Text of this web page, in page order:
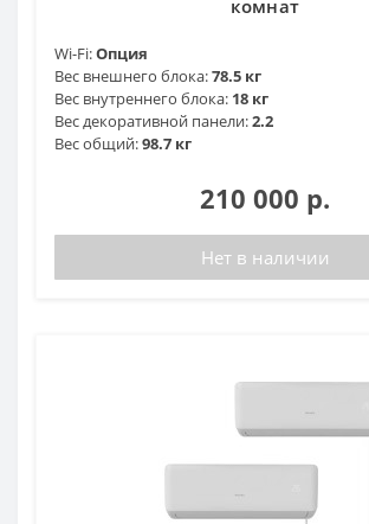
комнат
Wi-Fi:Опция
Вес внешнего блока:78.5 кг
Вес внутреннего блока: 18 кг
Вес декоративной панели:2.2
Вес общий:98.7 кг
210 000 р.
Нет в наличии